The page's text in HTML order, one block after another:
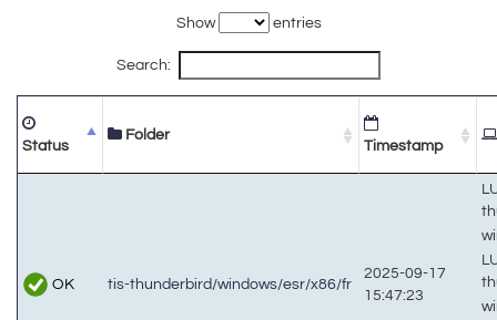
Show entries
Search:
Status
Folder
Timestamp
OK tis-thunderbird/windows/esr/x86/fr
2025-09-17
15:47:23